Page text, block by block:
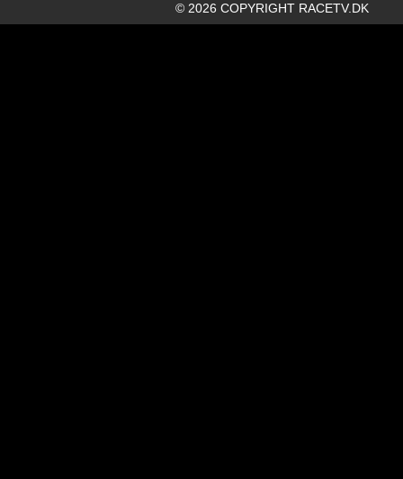
© 2026 COPYRIGHT RACETV.DK